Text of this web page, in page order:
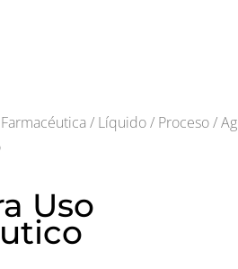
Farmacéutica / Líquido/ Proceso/
Uso